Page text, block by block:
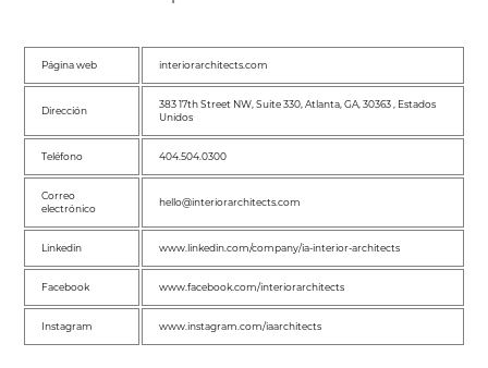
Página web interiorarchitects.com
Dirección
383 17th Street NW, Suite 330, Atlanta, GA, 30363 , Estados
Unidos
Teléfono 404.504.0300
Correo
electrónico
hello@interiorarchitects.com
Linkedin www.linkedin.com/company/ia-interior-architects
Facebook www.facebook.com/interiorarchitects
Instagram www.instagram.com/iaarchitects